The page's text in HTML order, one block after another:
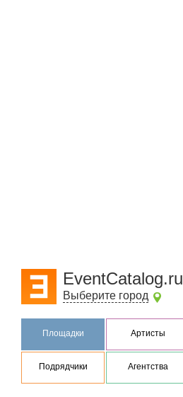
EventCatalog.ru
Выберите город
Площадки Артисты
Подрядчики Агентства